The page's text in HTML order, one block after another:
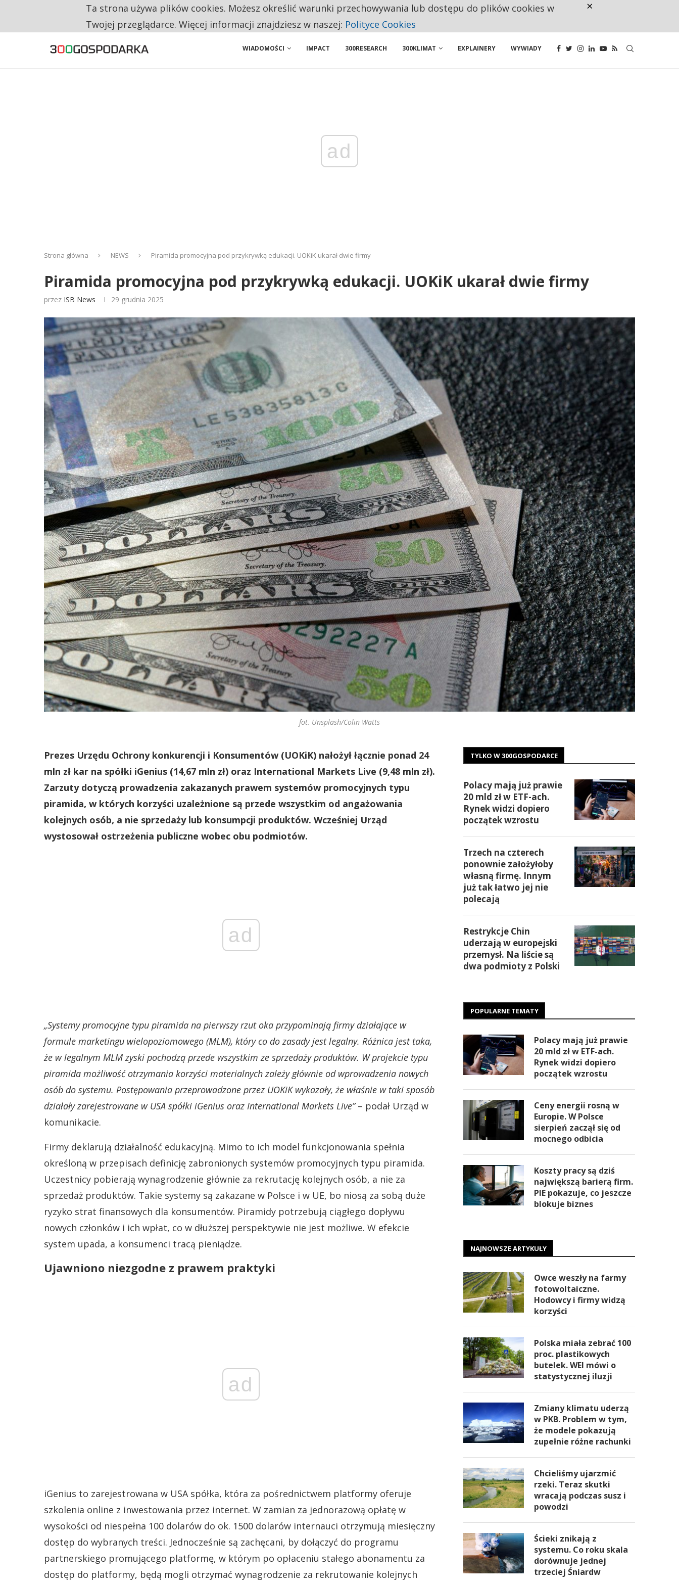
RESTRYKCJE CHIN UDERZAJĄ W EUROPEJSKI PRZEMYSŁ. NA LIŚCIE SĄ DWA PODMIOTY Z POLSKI
WIADOMOŚCI IMPACT 300RESEARCH 300KLIMAT EXPLAINERY WYWIADY
ad
Strona główna NEWS Piramida promocyjna pod przykrywką edukacji. UOKiK ukarał dwie firmy
Piramida promocyjna pod przykrywką edukacji. UOKiK ukarał dwie firmy
przez ISB News 29 grudnia 2025
fot. Unsplash/Colin Watts
Prezes Urzędu Ochrony konkurencji i Konsumentów (UOKiK) nałożył łącznie ponad 24
mln zł kar na spółki iGenius (14,67 mln zł) oraz International Markets Live (9,48 mln zł).
Zarzuty dotyczą prowadzenia zakazanych prawem systemów promocyjnych typu
piramida, w których korzyści uzależnione są przede wszystkim od angażowania
kolejnych osób, a nie sprzedaży lub konsumpcji produktów. Wcześniej Urząd
wystosował ostrzeżenia publiczne wobec obu podmiotów.
ad
„Systemy promocyjne typu piramida na pierwszy rzut oka przypominają firmy działające w
formule marketingu wielopoziomowego (MLM), który co do zasady jest legalny. Różnica jest taka,
że w legalnym MLM zyski pochodzą przede wszystkim ze sprzedaży produktów. W projekcie typu
piramida możliwość otrzymania korzyści materialnych zależy głównie od wprowadzenia nowych
osób do systemu. Postępowania przeprowadzone przez UOKiK wykazały, że właśnie w taki sposób
działały zarejestrowane w USA spółki iGenius oraz International Markets Live”– podał Urząd w
komunikacie.
Firmy deklarują działalność edukacyjną. Mimo to ich model funkcjonowania spełnia
określoną w przepisach definicję zabronionych systemów promocyjnych typu piramida.
Uczestnicy pobierają wynagrodzenie głównie za rekrutację kolejnych osób, a nie za
sprzedaż produktów. Takie systemy są zakazane w Polsce i w UE, bo niosą za sobą duże
ryzyko strat finansowych dla konsumentów. Piramidy potrzebują ciągłego dopływu
nowych członków i ich wpłat, co w dłuższej perspektywie nie jest możliwe. W efekcie
system upada, a konsumenci tracą pieniądze.
Ujawniono niezgodne z prawem praktyki
ad
iGenius to zarejestrowana w USA spółka, która za pośrednictwem platformy oferuje
szkolenia online z inwestowania przez internet. W zamian za jednorazową opłatę w
wysokości od niespełna 100 dolarów do ok. 1500 dolarów internauci otrzymują miesięczny
dostęp do wybranych treści. Jednocześnie są zachęcani, by dołączyć do programu
partnerskiego promującego platformę, w którym po opłaceniu stałego abonamentu za
dostęp do platformy, będą mogli otrzymać wynagrodzenie za rekrutowanie kolejnych
TYLKO W 300GOSPODARCE
Polacy mają już prawie
20 mld zł w ETF-ach.
Rynek widzi dopiero
początek wzrostu
Trzech na czterech
ponownie założyłoby
własną firmę. Innym
już tak łatwo jej nie
polecają
Restrykcje Chin
uderzają w europejski
przemysł. Na liście są
dwa podmioty z Polski
POPULARNE TEMATY
Polacy mają już prawie
20 mld zł w ETF-ach.
Rynek widzi dopiero
początek wzrostu
Ceny energii rosną w
Europie. W Polsce
sierpień zaczął się od
mocnego odbicia
Koszty pracy są dziś
największą barierą firm.
PIE pokazuje, co jeszcze
blokuje biznes
NAJNOWSZE ARTYKUŁY
Owce weszły na farmy
fotowoltaiczne.
Hodowcy i firmy widzą
korzyści
Polska miała zebrać 100
proc. plastikowych
butelek. WEI mówi o
statystycznej iluzji
Zmiany klimatu uderzą
w PKB. Problem w tym,
że modele pokazują
zupełnie różne rachunki
Chcieliśmy ujarzmić
rzeki. Teraz skutki
wracają podczas susz i
powodzi
Ścieki znikają z
systemu. Co roku skala
dorównuje jednej
trzeciej Śniardw
Ta strona używa plików cookies. Możesz określić warunki przechowywania lub dostępu do plików cookies w
Twojej przeglądarce. Więcej informacji znajdziesz w naszej: Polityce Cookies
×